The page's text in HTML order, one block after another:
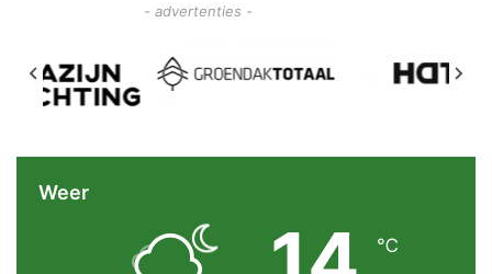
- advertenties -
Weer
℃